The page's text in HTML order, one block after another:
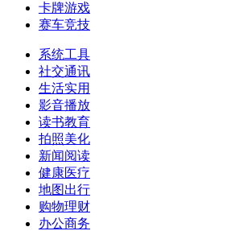
卡牌游戏
赛车竞技
系统工具
社交通讯
生活实用
影音播放
读书教育
拍照美化
新闻阅读
健康医疗
地图出行
购物理财
办公商务